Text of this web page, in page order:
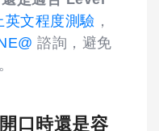
英文程度測驗 ，
諮詢，避免
口時還是容